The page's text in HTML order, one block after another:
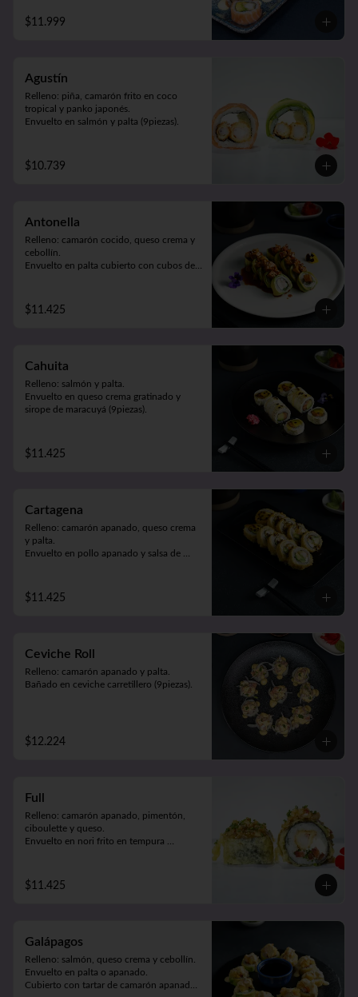
$11.999
Agustín
Relleno: piña, camarón frito en coco
tropical y panko japonés.
Envuelto en salmón y palta (9piezas).
$10.739
Antonella
Relleno: camarón cocido, queso crema y
cebollín.
Envuelto en palta cubierto con cubos de
$11.425
Cahuita
Relleno: salmón y palta.
Envuelto en queso crema gratinado y
sirope de maracuyá (9piezas).
$11.425
Cartagena
Relleno: camarón apanado, queso crema
y palta.
Envuelto en pollo apanado y salsa de
$11.425
Ceviche Roll
Relleno: camarón apanado y palta.
Bañado en ceviche carretillero (9piezas).
$12.224
Full
Relleno: camarón apanado, pimentón,
ciboulette y queso.
Envuelto en nori frito en tempura
$11.425
Galápagos
Relleno: salmón, queso crema y cebollín.
Envuelto en palta o apanado.
Cubierto con tartar de camarón apanado